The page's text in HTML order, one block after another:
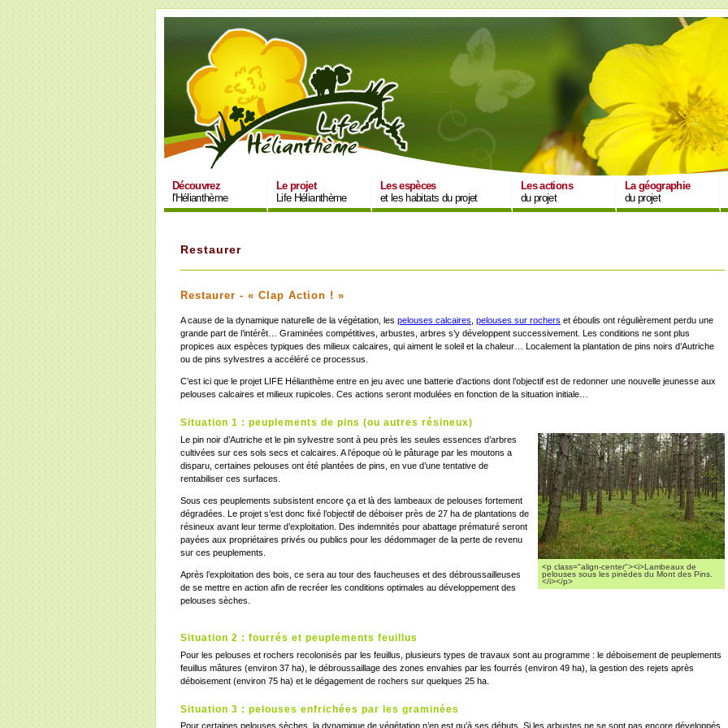
Découvrez
l'Hélianthème
Le projet
Life Hélianthème
Les espèces
et les habitats du projet
Les actions
du projet
La géographie
du projet
Restaurer
Restaurer - « Clap Action ! »
A cause de la dynamique naturelle de la végétation, les pelouses calcaires pelouses sur rochers et éboulis ont régulièrement perdu une
grande part de l’intérêt… Graminées compétitives, arbustes, arbres s’y développent successivement. Les conditions ne sont plus
propices aux espèces typiques des milieux calcaires, qui aiment le soleil et la chaleur… Localement la plantation de pins noirs d’Autriche
ou de pins sylvestres a accéléré ce processus.
C’est ici que le projet LIFE Hélianthème entre en jeu avec une batterie d’actions dont l’objectif est de redonner une nouvelle jeunesse aux
pelouses calcaires et milieux rupicoles. Ces actions seront modulées en fonction de la situation initiale…
Situation 1 : peuplements de pins (ou autres résineux)
<p class="align-center"><i>Lambeaux de
pelouses sous les pinèdes du Mont des Pins.
</i></p>
Le pin noir d’Autriche et le pin sylvestre sont à peu près les seules essences d’arbres
cultivées sur ces sols secs et calcaires. A l’époque où le pâturage par les moutons a
disparu, certaines pelouses ont été plantées de pins, en vue d’une tentative de
rentabiliser ces surfaces.
Sous ces peuplements subsistent encore ça et là des lambeaux de pelouses fortement
dégradées. Le projet s’est donc fixé l’objectif de déboiser près de 27 ha de plantations de
résineux avant leur terme d’exploitation. Des indemnités pour abattage prématuré seront
payées aux propriétaires privés ou publics pour les dédommager de la perte de revenu
sur ces peuplements.
Après l’exploitation des bois, ce sera au tour des faucheuses et des débroussailleuses
de se mettre en action afin de recréer les conditions optimales au développement des
pelouses sèches.
Situation 2 : fourrés et peuplements feuillus
Pour les pelouses et rochers recolonisés par les feuillus, plusieurs types de travaux sont au programme : le déboisement de peuplements
feuillus mâtures (environ 37 ha), le débroussaillage des zones envahies par les fourrés (environ 49 ha), la gestion des rejets après
déboisement (environ 75 ha) et le dégagement de rochers sur quelques 25 ha.
Situation 3 : pelouses enfrichées par les graminées
Pour certaines pelouses sèches, la dynamique de végétation n’en est qu’à ses débuts. Si les arbustes ne se sont pas encore développés,